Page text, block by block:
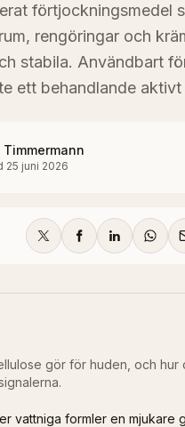
förtjockningsmedel
rengöringar och
stabila. Användbart
ett behandlande aktivt
Timmermann
25 juni 2026
gör för huden, och hur
vattniga formler en mjukare